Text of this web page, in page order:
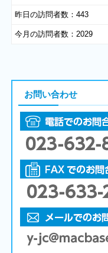
昨日の訪問者数： 443
今月の訪問者数： 2029
お問い合わせ